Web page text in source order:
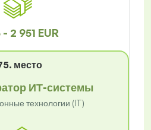
- 2 951 EUR
место
ИТ-системы
технологии (IT)